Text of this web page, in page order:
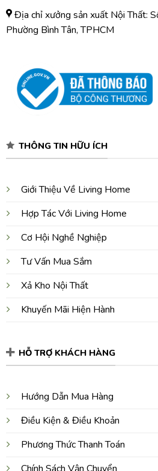
Địa chỉ xưởng sản xuất Nội Thất:
Phường Bình Tân, TPHCM
THÔNG TIN HỮU ÍCH
Giới Thiệu Về Living Home
Hợp Tác Với Living Home
Cơ Hội Nghề Nghiệp
Tư Vấn Mua Sắm
Xả Kho Nội Thất
Khuyến Mãi Hiện Hành
HỖ TRỢ KHÁCH HÀNG
Hướng Dẫn Mua Hàng
Điều Kiện & Điều Khoản
Phương Thức Thanh Toán
Chính Sách Vận Chuyển